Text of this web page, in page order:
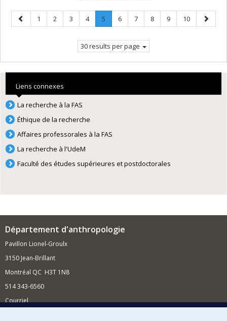
Previous
page
Page
1 Page
2 Page
3 Page
4 Page
5
Current
Page
6 Page
7 Page
8 Page
9 Page
10
Next
page
30 results per page
Liens connexes
La recherche à la FAS
Éthique de la recherche
Affaires professorales à la FAS
La recherche à l'UdeM
Faculté des études supérieures et postdoctorales
Département d'anthropologie
Pavillon Lionel-Groulx
3150 Jean-Brillant
Montréal QC H3T 1N8
514 343-6560
Courriel